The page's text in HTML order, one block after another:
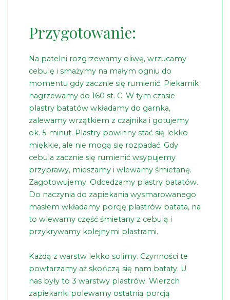
Przygotowanie:
Na patelni rozgrzewamy oliwę, wrzucamy
cebulę i smażymy na małym ogniu do
momentu gdy zacznie się rumienić. Piekarnik
nagrzewamy do 160 st. C. W tym czasie
plastry batatów wkładamy do garnka,
zalewamy wrzątkiem z czajnika i gotujemy
ok. 5 minut. Plastry powinny stać się lekko
miękkie, ale nie mogą się rozpadać. Gdy
cebula zacznie się rumienić wsypujemy
przyprawy, mieszamy i wlewamy śmietanę.
Zagotowujemy. Odcedzamy plastry batatów.
Do naczynia do zapiekania wysmarowanego
masłem wkładamy porcję plastrów batata, na
to wlewamy część śmietany z cebulą i
przykrywamy kolejnymi plastrami.
Każdą z warstw lekko solimy. Czynności te
powtarzamy aż skończą się nam bataty. U
nas były to 3 warstwy plastrów. Wierzch
zapiekanki polewamy ostatnią porcją